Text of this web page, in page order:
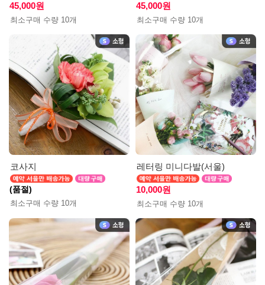
45,000원
최소구매 수량 10개
45,000원
최소구매 수량 10개
코사지
(품절)
최소구매 수량 10개
레터링 미니다발(서울)
10,000원
최소구매 수량 10개